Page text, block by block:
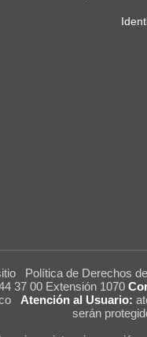
Política de Derechos
37 00 Extensión 1070
Atención al Usuario:
serán